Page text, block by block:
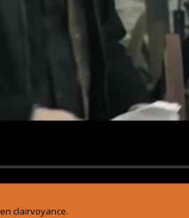
clairvoyance.